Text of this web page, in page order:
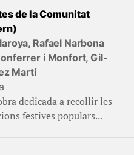
de la Comunitat
Rafael Narbona
i Monfort, Gil-
Martí
dedicada a recollir les
festives populars...